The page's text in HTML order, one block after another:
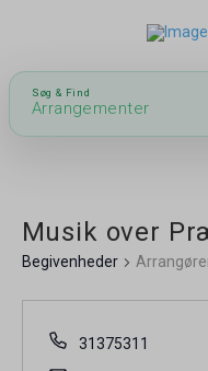
Søg & Find
Arrangementer
Musik over
Begivenheder
31375311